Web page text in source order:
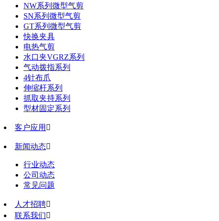
NW系列微型气剪
SN系列微型气剪
GT系列微型气剪
快换夹具
电热气剪
水口夹VGRZ系列
气动拨指系列
4针布爪
伸缩杆系列
抓取夹持系列
型材固定系列
客户应用 
新闻动态
行业动态
公司动态
常见问题
人才招聘
联系我们